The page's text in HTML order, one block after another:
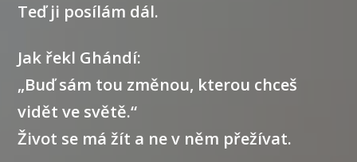
Teď ji posílám dál.
Jak řekl Ghándí:
„Buď sám tou změnou, kterou chceš
vidět ve světě.“
Život se má žít a ne v něm přežívat.